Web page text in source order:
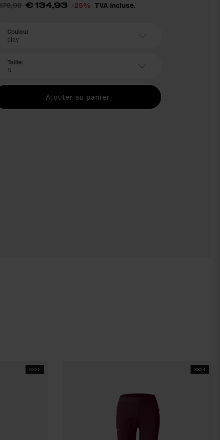
€ 134,93 -25% TVA incluse.
Couleur
clay
Taille:
S
Ajouter au panier
SS26 SS24